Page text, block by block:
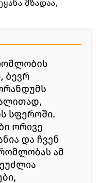
მზადაა,
ბევრ
სფეროში.
ორივე
და ჩვენ
ამ